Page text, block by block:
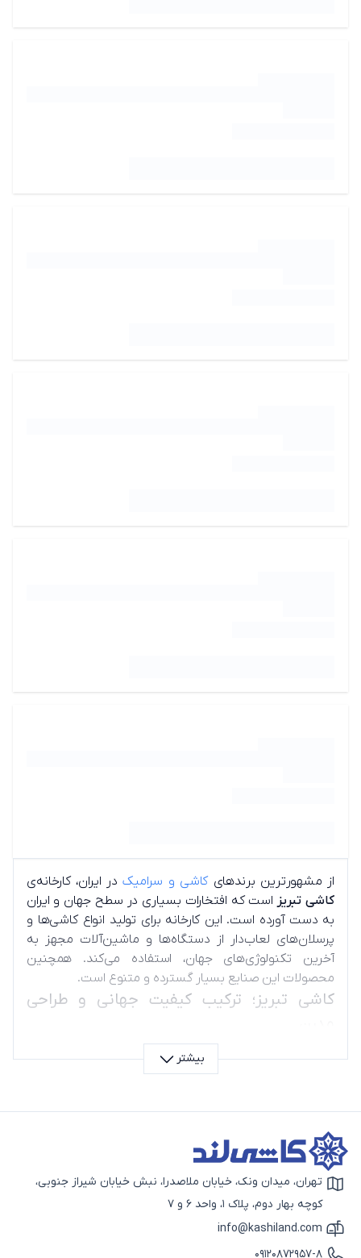
بیشتر
از مشهورترین برندهایکاشی و سرامیکدر ایران، کارخانه‌ی
کاشی تبریز است که افتخارات بسیاری در سطح جهان و ایران
به دست ‌آورده است. این کارخانه برای تولید انواع کاشی‌ها و
پرسلان‌های لعاب‌دار از دستگاه‌ها و ماشین‌آلات مجهز به
آخرین تکنولوژی‌های جهان، استفاده می‌کند. همچنین
محصولات این صنایع بسیار گسترده و متنوع است.
کاشی تبریز؛ ترکیب کیفیت جهانی و طراحی
کاشی تبریز یکی از برندهای معتبر ایرانی است که کیفیت
جهانی را با طراحی‌های مدرن و متنوع ترکیب کرده است. اگر به
استانداردهای اروپا تولید می‌کند.
آیکون نقشه
تهران، میدان ونک، خیابان ملاصدرا، نبش خیابان شیراز جنوبی،
کوچه بهار دوم، پلاک 1، واحد 6 و 7
آیکون ایمیل
info@kashiland.com
09120872957-8